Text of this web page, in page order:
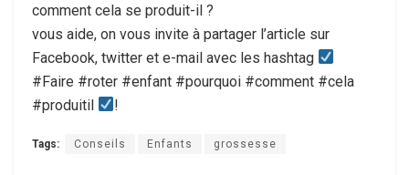
comment cela se produit-il ?
vous aide, on vous invite à partager l’article sur
Facebook, twitter et e-mail avec les hashtag
#Faire #roter #enfant #pourquoi #comment #cela
#produitil
!
Tags: Conseils Enfants grossesse